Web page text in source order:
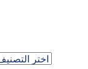
تصنيفات